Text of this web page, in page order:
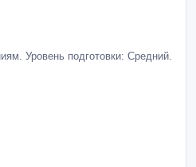
Уровень подготовки: Средний.